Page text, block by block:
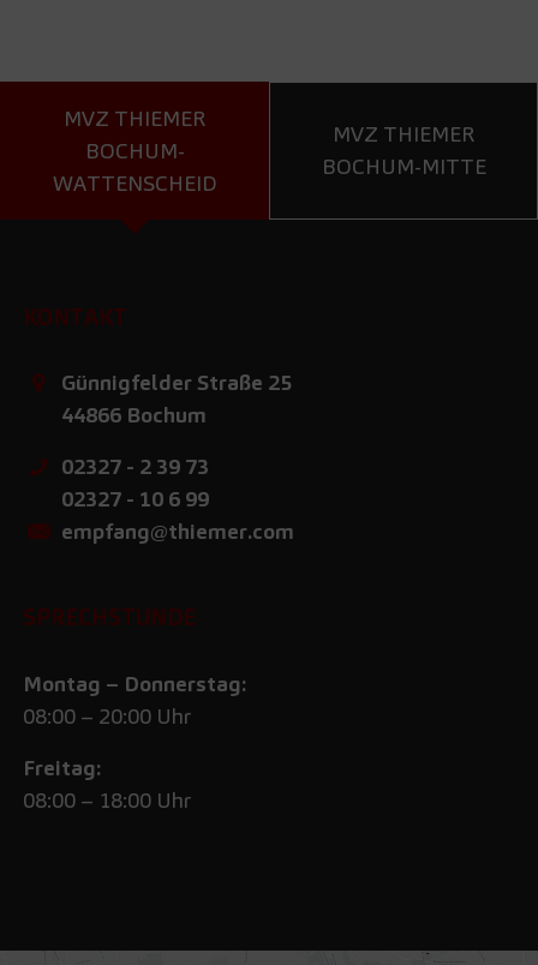
MVZ THIEMER
BOCHUM-
WATTENSCHEID
MVZ THIEMER
BOCHUM-MITTE
KONTAKT
Günnigfelder Straße 25
44866 Bochum
02327 - 2 39 73
02327 - 10 6 99
empfang@thiemer.com
SPRECHSTUNDE
Montag – Donnerstag:
08:00 – 20:00 Uhr
Freitag:
08:00 – 18:00 Uhr